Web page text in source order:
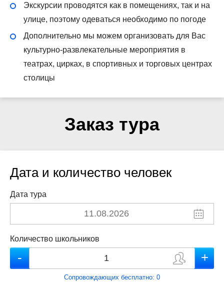
Экскурсии проводятся как в помещениях, так и на
улице, поэтому одеваться необходимо по погоде
Дополнительно мы можем организовать для Вас
культурно-развлекательные мероприятия в
театрах, цирках, в спортивных и торговых центрах
столицы
Заказ тура
Дата и количество человек
Дата тура
Количество школьников
Сопровождающих бесплатно: 0